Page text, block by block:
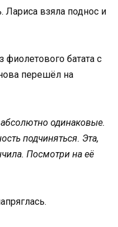
Лариса взяла поднос и
фиолетового батата с
перешёл на
одинаковые.
подчиняться. Эта,
Посмотри на её